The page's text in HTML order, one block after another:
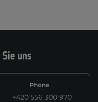
uns
Phone
+420 556 300 970